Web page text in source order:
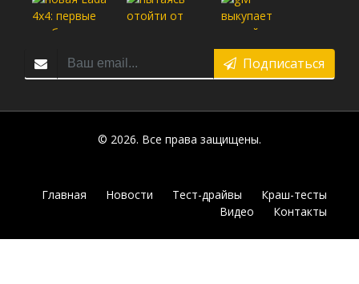
Подписаться
© 2026. Все права защищены.
Главная Новости Тест-драйвы
Краш-тесты
Видео
Контакты